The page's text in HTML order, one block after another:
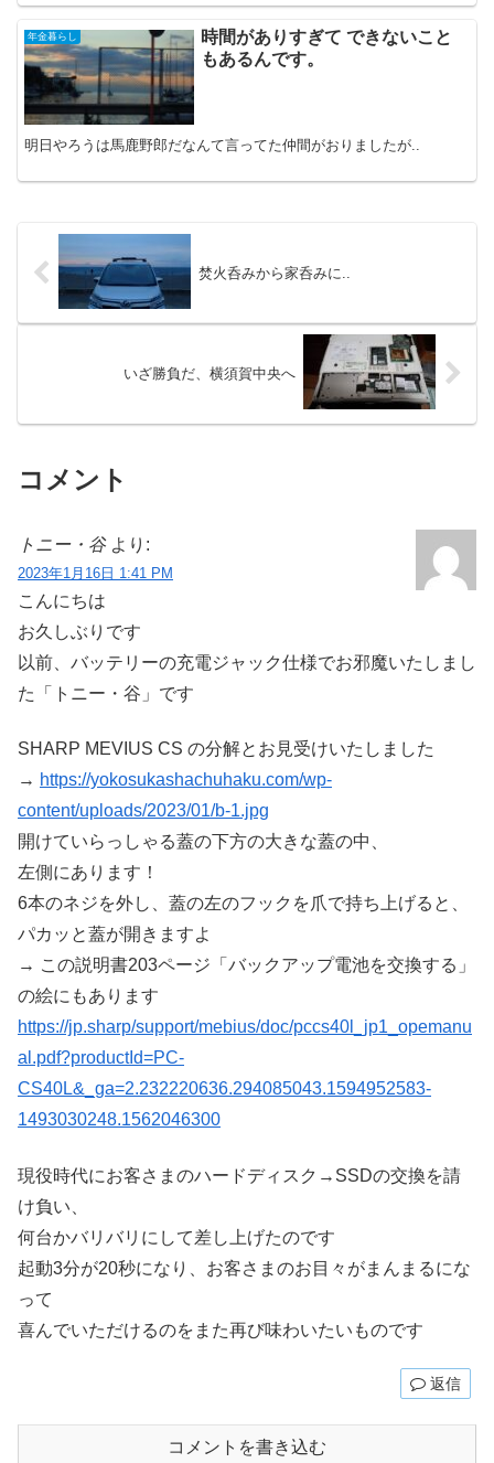
年金暮らし
時間がありすぎて できないこと
もあるんです。
明日やろうは馬鹿野郎だなんて言ってた仲間がおりましたが..
焚火呑みから家呑みに..
いざ勝負だ、横須賀中央へ
コメント
トニー・谷 より:
2023年1月16日 1:41 PM
こんにちは
お久しぶりです
以前、バッテリーの充電ジャック仕様でお邪魔いたしまし
た「トニー・谷」です
SHARP MEVIUS CS の分解とお見受けいたしました
→ https://yokosukashachuhaku.com/wp-
content/uploads/2023/01/b-1.jpg
開けていらっしゃる蓋の下方の大きな蓋の中、
左側にあります！
6本のネジを外し、蓋の左のフックを爪で持ち上げると、
パカッと蓋が開きますよ
→ この説明書203ページ「バックアップ電池を交換する」
の絵にもあります
https://jp.sharp/support/mebius/doc/pccs40l_jp1_opemanu
al.pdf?productId=PC-
CS40L&_ga=2.232220636.294085043.1594952583-
1493030248.1562046300
現役時代にお客さまのハードディスク→SSDの交換を請
け負い、
何台かバリバリにして差し上げたのです
起動3分が20秒になり、お客さまのお目々がまんまるにな
って
喜んでいただけるのをまた再び味わいたいものです
返信
コメントを書き込む